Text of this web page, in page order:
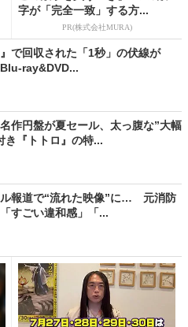
字が「完全一致」する方...
PR(株式会社MURA)
で回収された「1秒」の伏線が
ray&DVD...
作円盤が夏セール、太っ腹な”大幅
『トトロ』の特...
報道で“流れた映像”に… 元消防
すごい違和感」「...